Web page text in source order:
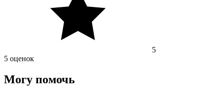
5
5 оценок
Могу помочь